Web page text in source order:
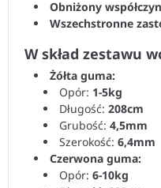
Obniżony
Wszechstronne
W skład zestawu
Żółta guma:
Opór: 1-5kg
Długość: 208cm
Grubość: 4,5mm
Szerokość: 6,4mm
Czerwona guma:
Opór: 6-10kg